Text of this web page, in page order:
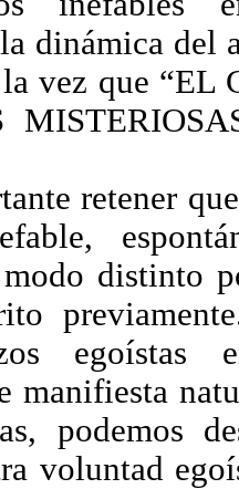
dinámica del
la vez que
retener
distinto
manifiesta
podemos
voluntad